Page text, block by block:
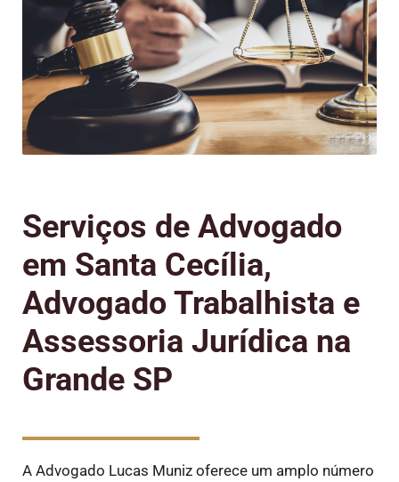
Serviços de Advogado
em Santa Cecília,
Advogado Trabalhista e
Assessoria Jurídica na
Grande SP
A Advogado Lucas Muniz oferece um amplo número